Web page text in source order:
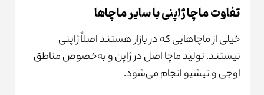
تفاوت ماچا ژاپنی با سایر ماچاها
خیلی از ماچاهایی که در بازار هستند اصلاً ژاپنی
نیستند. تولید ماچا اصل در ژاپن و به‌خصوص مناطق
اوجی و نیشیو انجام می‌شود.